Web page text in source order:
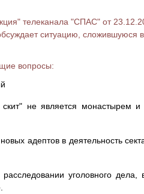
телеканала "СПАС" от
ситуацию, сложившуюся
вопросы:
не является монастырем
адептов в деятельность
уголовного дела,